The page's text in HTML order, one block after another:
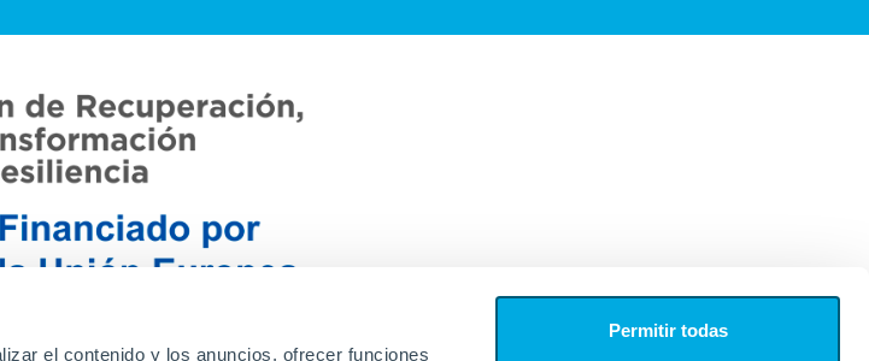
el contenido y los anuncios, ofrecer funciones
Permitir todas